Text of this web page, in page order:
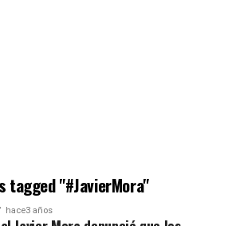
tagged "#JavierMora"
hace3 años